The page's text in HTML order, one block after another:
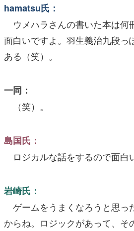
hamatsu氏：
ウメハラさんの書いた本は何
面白いですよ。羽生義治九段っ
ある（笑）。
一同：
（笑）。
島国氏：
ロジカルな話をするので面白
岩崎氏：
ゲームをうまくなろうと思っ
からね。ロジックがあって、そ